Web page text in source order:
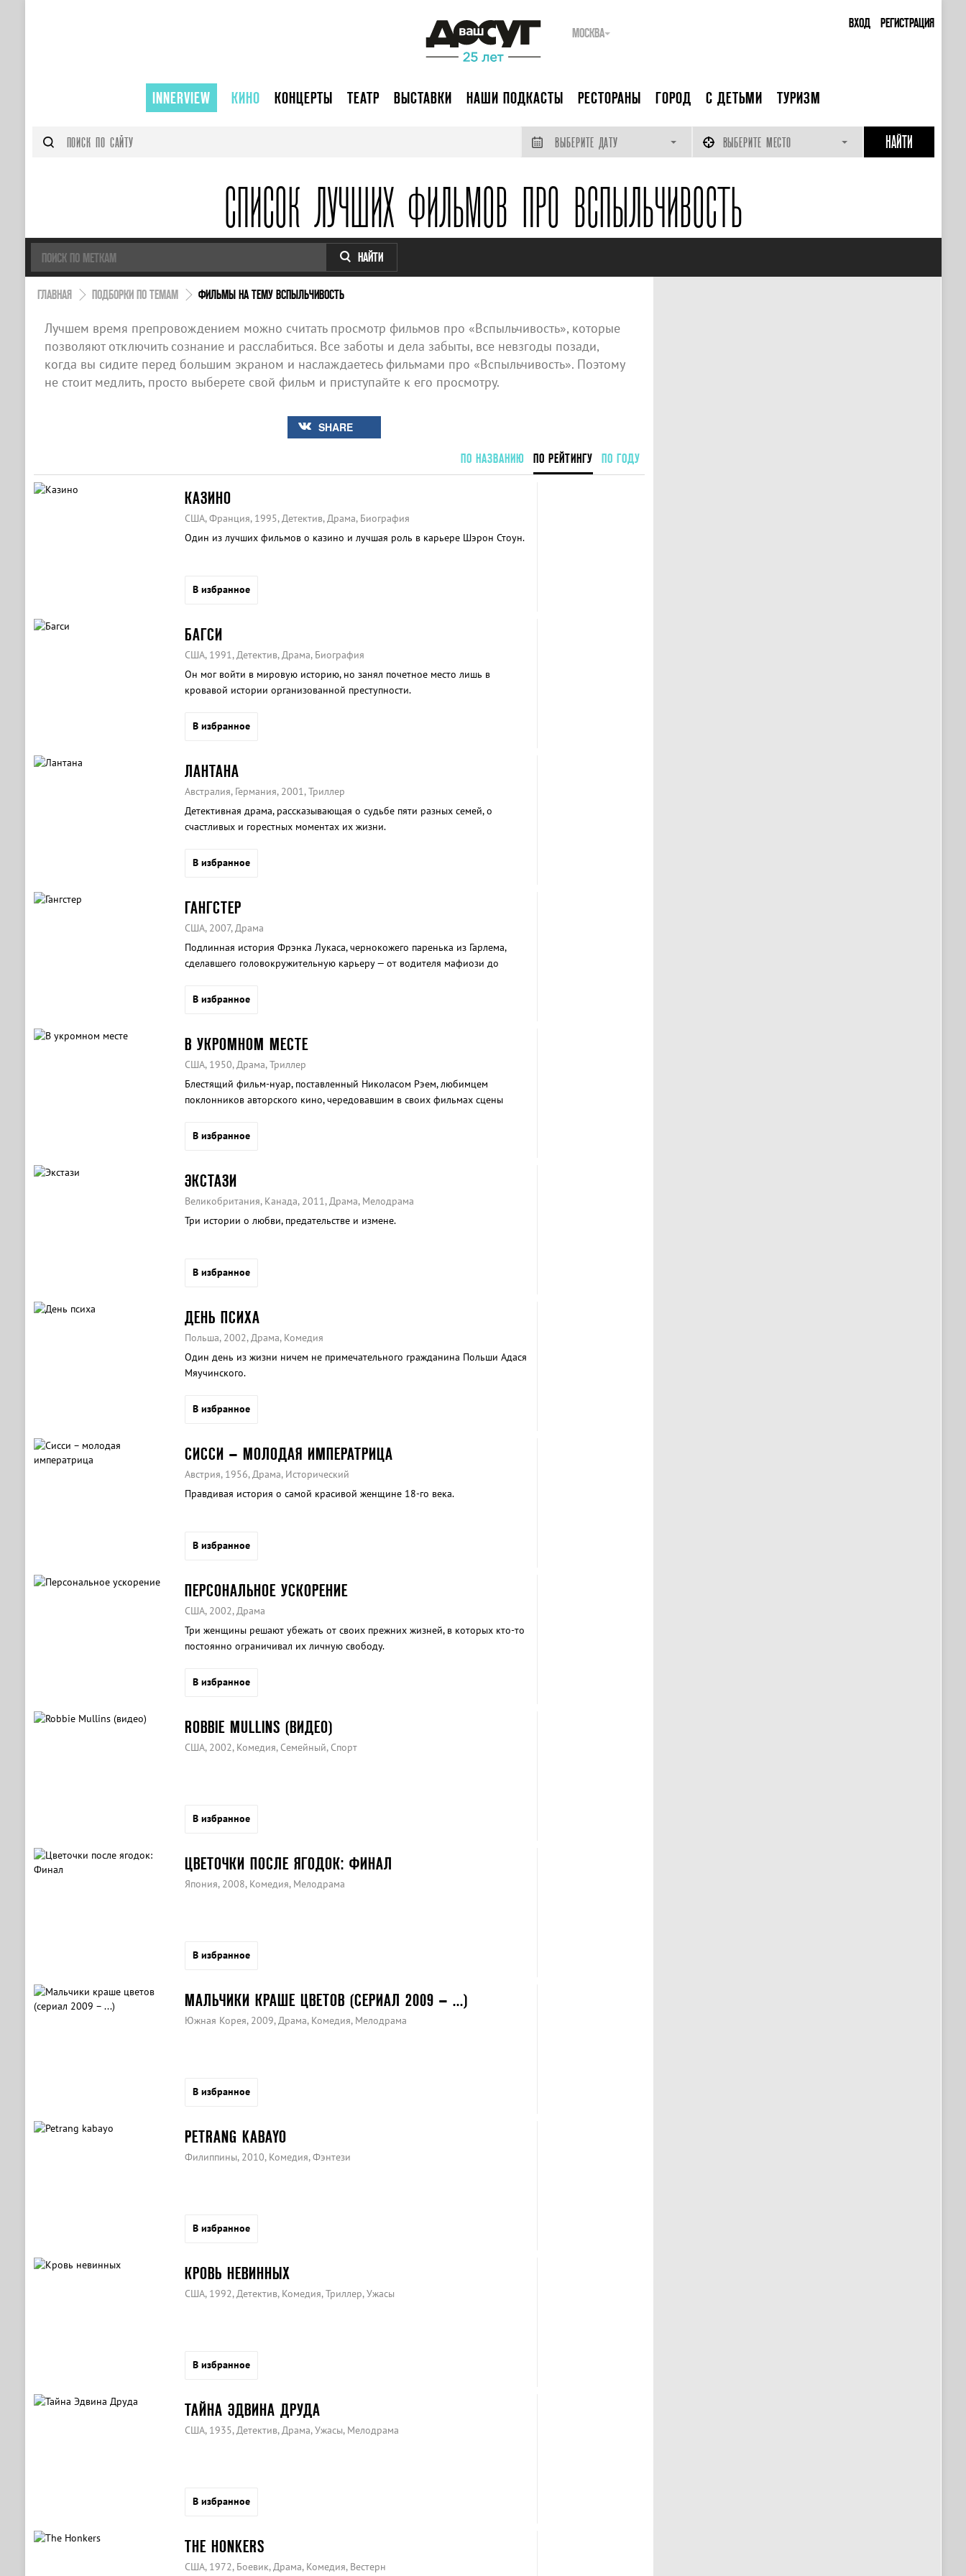
ВХОД РЕГИСТРАЦИЯ
МОСКВА
INNERVIEW КИНО КОНЦЕРТЫ ТЕАТР ВЫСТАВКИ НАШИ ПОДКАСТЫ РЕСТОРАНЫ ГОРОД С ДЕТЬМИ ТУРИЗМ
ВЫБЕРИТЕ ДАТУ ВЫБЕРИТЕ МЕСТО
СПИСОК ЛУЧШИХ ФИЛЬМОВ ПРО ВСПЫЛЬЧИВОСТЬ
НАЙТИ
ГЛАВНАЯ ПОДБОРКИ ПО ТЕМАМ ФИЛЬМЫ НА ТЕМУ ВСПЫЛЬЧИВОСТЬ
Лучшем время препровождением можно считать просмотр фильмов про «Вспыльчивость», которые
позволяют отключить сознание и расслабиться. Все заботы и дела забыты, все невзгоды позади,
когда вы сидите перед большим экраном и наслаждаетесь фильмами про «Вспыльчивость». Поэтому
не стоит медлить, просто выберете свой фильм и приступайте к его просмотру.
SHARE
ПО НАЗВАНИЮ ПО РЕЙТИНГУ ПО ГОДУ
КАЗИНО
США, Франция, 1995, Детектив, Драма, Биография
Один из лучших фильмов о казино и лучшая роль в карьере Шэрон Стоун.
В избранное
БАГСИ
США, 1991, Детектив, Драма, Биография
Он мог войти в мировую историю, но занял почетное место лишь в
кровавой истории организованной преступности.
В избранное
ЛАНТАНА
Австралия, Германия, 2001, Триллер
Детективная драма, рассказывающая о судьбе пяти разных семей, о
счастливых и горестных моментах их жизни.
В избранное
ГАНГСТЕР
США, 2007, Драма
Подлинная история Фрэнка Лукаса, чернокожего паренька из Гарлема,
сделавшего головокружительную карьеру — от водителя мафиози до
В избранное
В УКРОМНОМ МЕСТЕ
США, 1950, Драма, Триллер
Блестящий фильм-нуар, поставленный Николасом Рэем, любимцем
поклонников авторского кино, чередовавшим в своих фильмах сцены
В избранное
ЭКСТАЗИ
Великобритания, Канада, 2011, Драма, Мелодрама
Три истории о любви, предательстве и измене.
В избранное
ДЕНЬ ПСИХА
Польша, 2002, Драма, Комедия
Один день из жизни ничем не примечательного гражданина Польши Адася
Мяучинского.
В избранное
СИССИ – МОЛОДАЯ ИМПЕРАТРИЦА
Австрия, 1956, Драма, Исторический
Правдивая история о самой красивой женщине 18-го века.
В избранное
ПЕРСОНАЛЬНОЕ УСКОРЕНИЕ
США, 2002, Драма
Три женщины решают убежать от своих прежних жизней, в которых кто-то
постоянно ограничивал их личную свободу.
В избранное
ROBBIE MULLINS (ВИДЕО)
США, 2002, Комедия, Семейный, Спорт
В избранное
ЦВЕТОЧКИ ПОСЛЕ ЯГОДОК: ФИНАЛ
Япония, 2008, Комедия, Мелодрама
В избранное
МАЛЬЧИКИ КРАШЕ ЦВЕТОВ (СЕРИАЛ 2009 – ...)
Южная Корея, 2009, Драма, Комедия, Мелодрама
В избранное
PETRANG KABAYO
Филиппины, 2010, Комедия, Фэнтези
В избранное
КРОВЬ НЕВИННЫХ
США, 1992, Детектив, Комедия, Триллер, Ужасы
В избранное
ТАЙНА ЭДВИНА ДРУДА
США, 1935, Детектив, Драма, Ужасы, Мелодрама
В избранное
THE HONKERS
США, 1972, Боевик, Драма, Комедия, Вестерн